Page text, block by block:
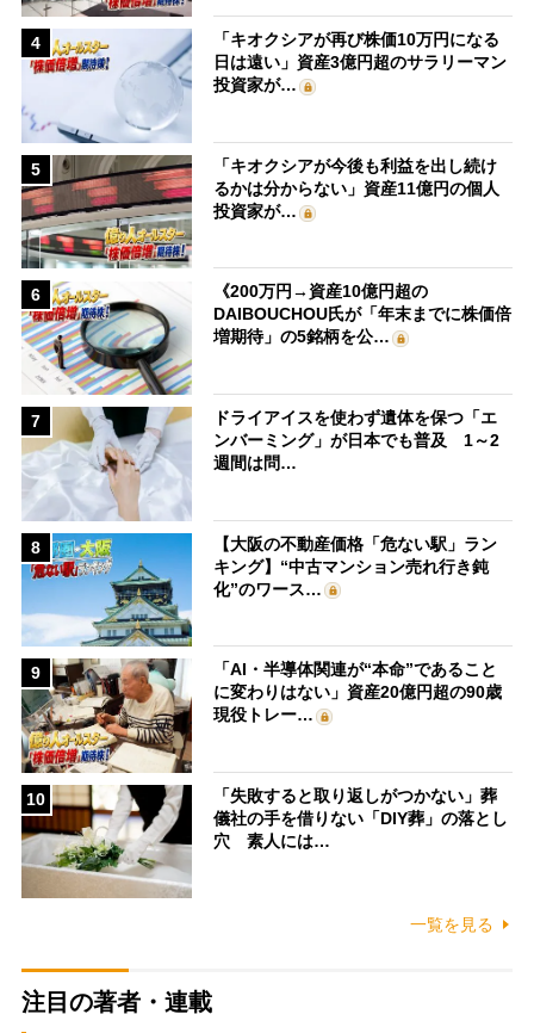
4
「キオクシアが再び株価10万円になる
日は遠い」資産3億円超のサラリーマン
投資家が…
5
「キオクシアが今後も利益を出し続け
るかは分からない」資産11億円の個人
投資家が…
6
《200万円→資産10億円超の
DAIBOUCHOU氏が「年末までに株価倍
増期待」の5銘柄を公…
7
ドライアイスを使わず遺体を保つ「エ
ンバーミング」が日本でも普及 1～2
週間は問…
8
【大阪の不動産価格「危ない駅」ラン
キング】“中古マンション売れ行き鈍
化”のワース…
9
「AI・半導体関連が“本命”であること
に変わりはない」資産20億円超の90歳
現役トレー…
10
「失敗すると取り返しがつかない」葬
儀社の手を借りない「DIY葬」の落とし
穴 素人には…
一覧を見る
注目の著者・連載